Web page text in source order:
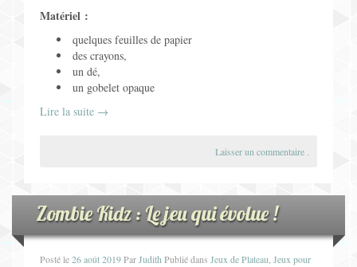
Matériel :
quelques feuilles de papier
des crayons,
un dé,
un gobelet opaque
Lire la suite →
Laisser un commentaire
Zombie Kidz : Le jeu qui évolue !
Posté le26 août 2019ParJudith Publié dans Jeux de Plateau Jeux pour